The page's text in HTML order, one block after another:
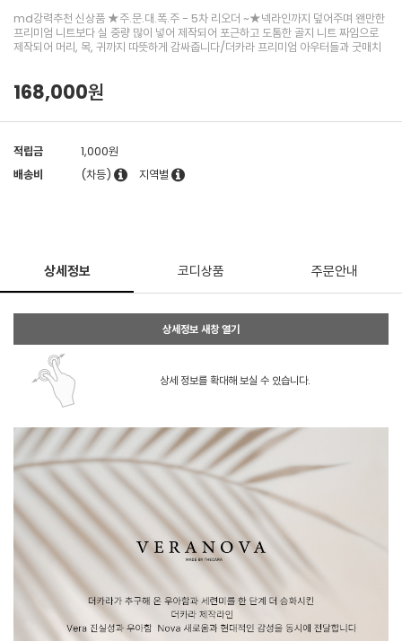
md강력추천 신상품 ★주.문.대.폭.주 - 5차 리오더 ~★넥라인까지 덮어주며 왠만한
프리미엄 니트보다 실 중량 많이 넣어 제작되어 포근하고 도톰한 골지 니트 짜임으로
제작되어 머리, 목, 귀까지 따뜻하게 감싸줍니다/더카라 프리미엄 아우터들과 굿매치
168,000원
적립금
1,000원
배송비
(차등) 지역별
상세정보 코디상품 주문안내
상세정보 새창 열기
상세 정보를 확대해 보실 수 있습니다.